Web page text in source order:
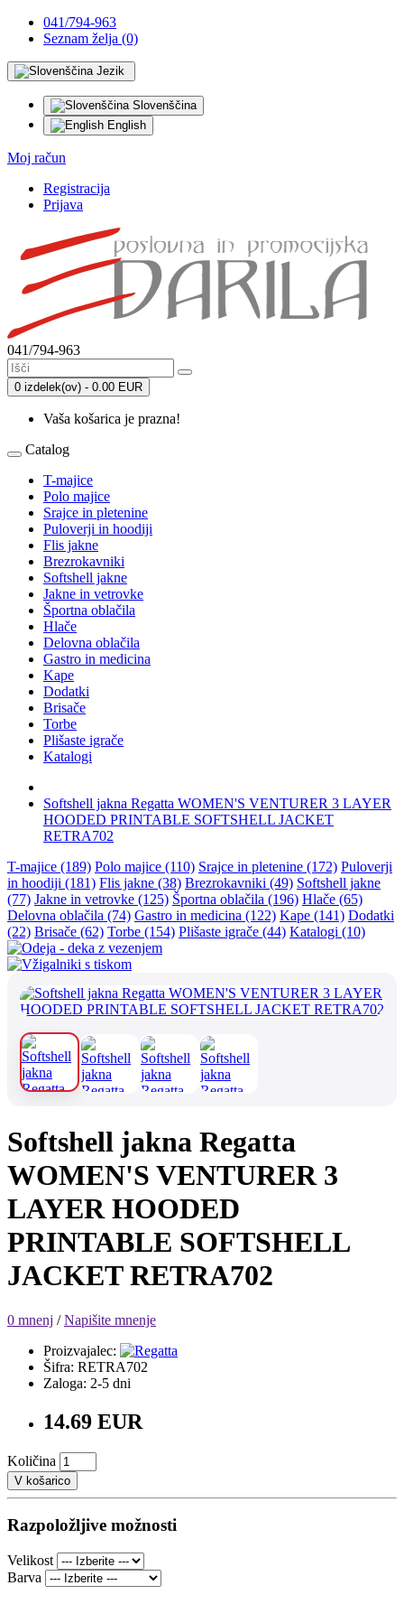
041/794-963
Seznam želja (0)
Jezik
Slovenščina
English
Moj račun
Registracija
Prijava
041/794-963
0 izdelek(ov) - 0.00 EUR
Vaša košarica je prazna!
Catalog
T-majice
Polo majice
Srajce in pletenine
Puloverji in hoodiji
Flis jakne
Brezrokavniki
Softshell jakne
Jakne in vetrovke
Športna oblačila
Hlače
Delovna oblačila
Gastro in medicina
Kape
Dodatki
Brisače
Torbe
Plišaste igrače
Katalogi
Softshell jakna Regatta WOMEN'S VENTURER 3 LAYER
HOODED PRINTABLE SOFTSHELL JACKET
RETRA702
T-majice (189) Polo majice (110) Srajce in pletenine (172) Puloverji
in hoodiji (181) Flis jakne (38) Brezrokavniki (49) Softshell jakne
(77) Jakne in vetrovke (125) Športna oblačila (196) Hlače (65)
Delovna oblačila (74) Gastro in medicina (122) Kape (141) Dodatki
(22) Brisače (62) Torbe (154) Plišaste igrače (44) Katalogi (10)
Softshell jakna Regatta
WOMEN'S VENTURER 3
LAYER HOODED
PRINTABLE SOFTSHELL
JACKET RETRA702
0 mnenj /Napišite mnenje
Proizvajalec:
Šifra: RETRA702
Zaloga: 2-5 dni
14.69 EUR
Količina
V košarico
Razpoložljive možnosti
Velikost
Barva